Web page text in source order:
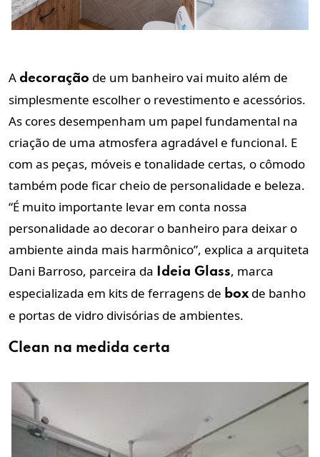
A decoração de um banheiro vai muito além de
simplesmente escolher o revestimento e acessórios.
As cores desempenham um papel fundamental na
criação de uma atmosfera agradável e funcional. E
com as peças, móveis e tonalidade certas, o cômodo
também pode ficar cheio de personalidade e beleza.
“É muito importante levar em conta nossa
personalidade ao decorar o banheiro para deixar o
ambiente ainda mais harmônico”, explica a arquiteta
Dani Barroso, parceira da
Ideia Glass, marca
especializada em kits de ferragens de boxde banho
e portas de vidro divisórias de ambientes.
Clean na medida certa